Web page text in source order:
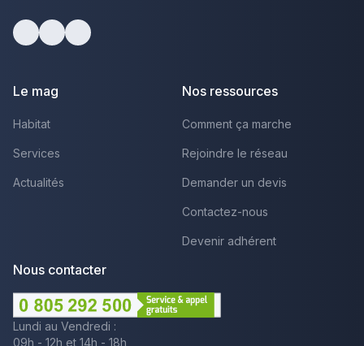
Le mag
Habitat
Services
Actualités
Nos ressources
Comment ça marche
Rejoindre le réseau
Demander un devis
Contactez-nous
Devenir adhérent
Nous contacter
Lundi au Vendredi :
09h - 12h et 14h - 18h